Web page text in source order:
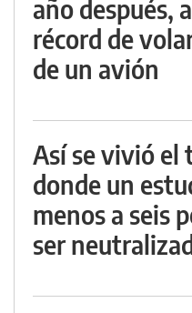
año después,
récord de
de un avión
Así se vivió el
donde un
menos a seis
ser